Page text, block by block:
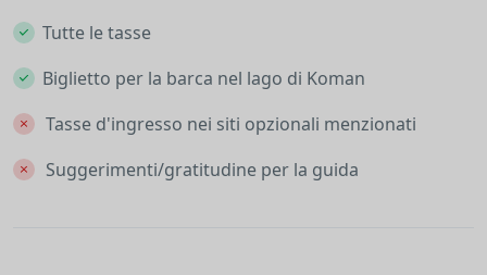
Tutte le tasse
Biglietto per la barca nel lago di Koman
Tasse d'ingresso nei siti opzionali menzionati
Suggerimenti/gratitudine per la guida